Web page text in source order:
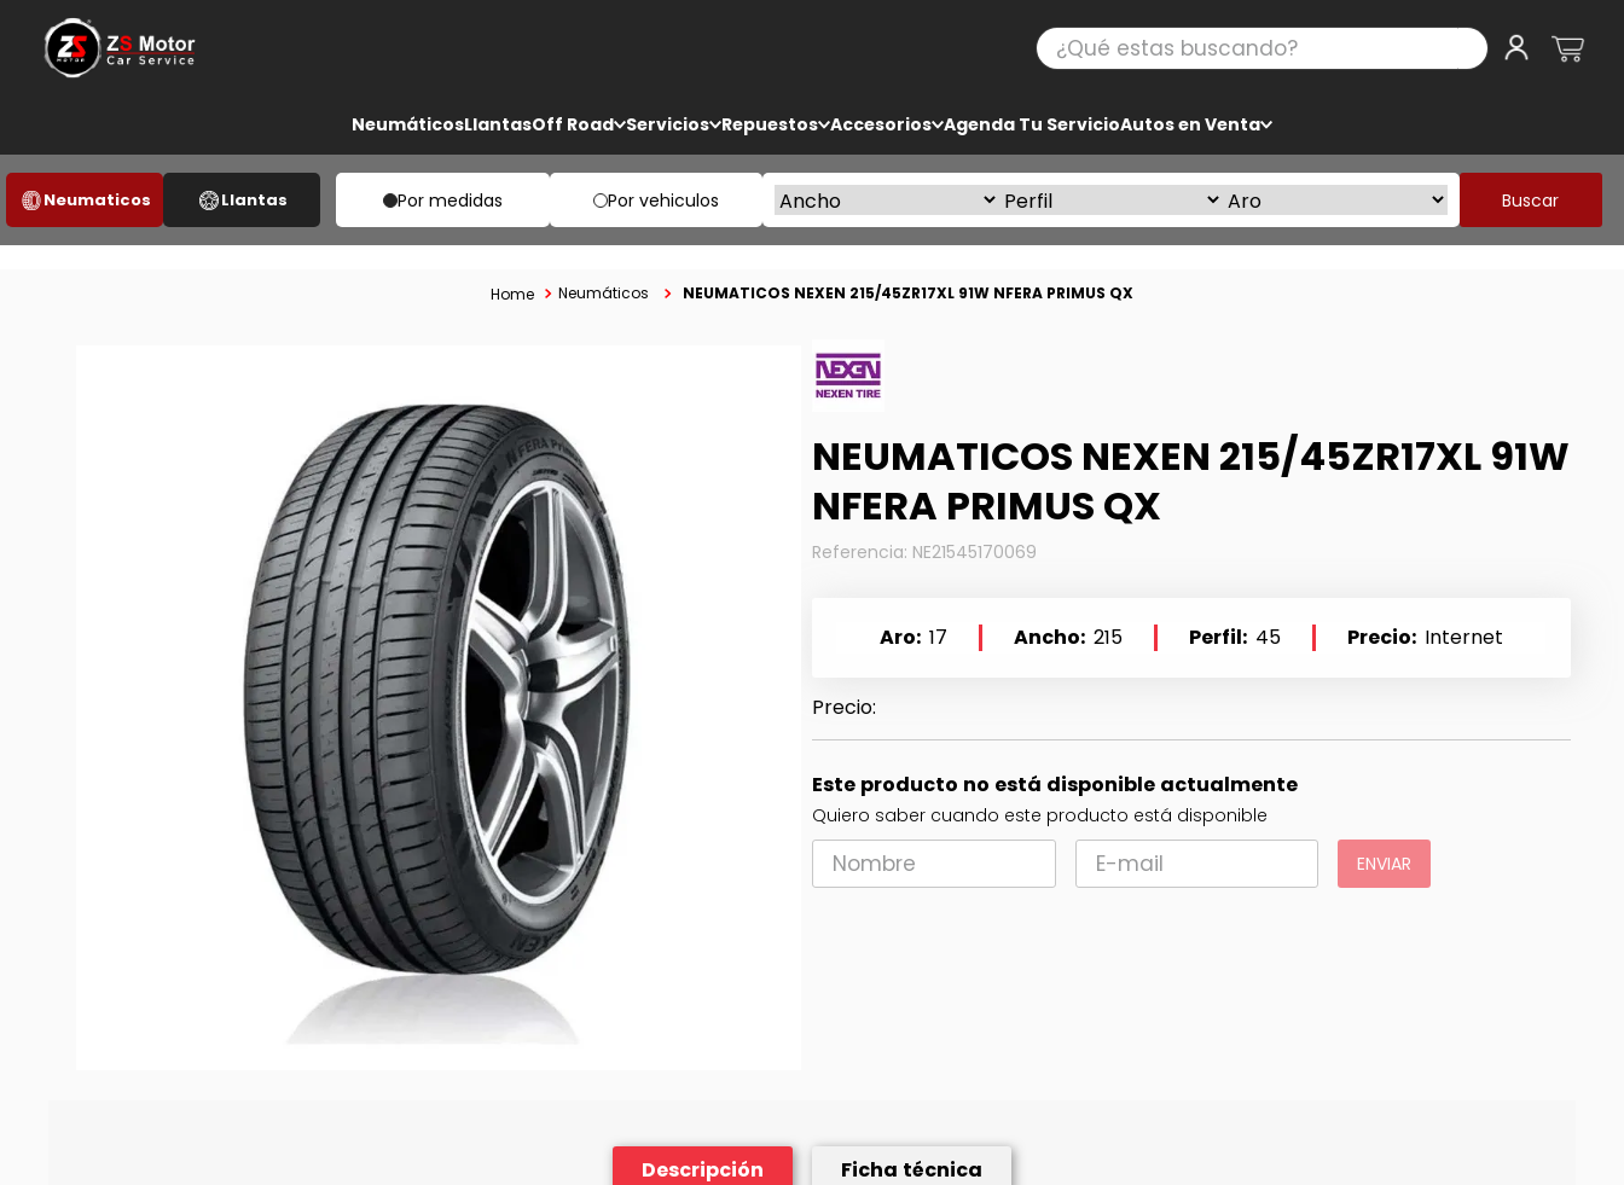
¿Qué estas buscando?
NeumáticosLlantasOff Road Servicios Repuestos Accesorios Agenda Tu ServicioAutos en Venta
Neumaticos Llantas Por medidas Por vehiculos Buscar
Neumáticos NEUMATICOS NEXEN 215/45ZR17XL 91W NFERA PRIMUS QX
NEUMATICOS NEXEN 215/45ZR17XL 91W
NFERA PRIMUS QX
Referencia: NE21545170069
Aro 17 Ancho 215 Perfil 45 Precio Internet
Este producto no está disponible actualmente
Quiero saber cuando este producto está disponible
ENVIAR
Descripción Ficha técnica
3.
225